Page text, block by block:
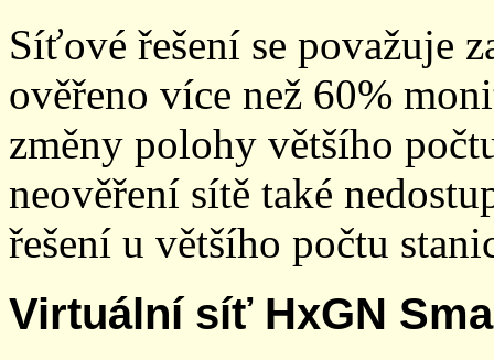
Síťové řešení se považuje
ověřeno více než 60%
změny polohy většího
neověření sítě také
řešení u většího počtu
Virtuální síť HxGN